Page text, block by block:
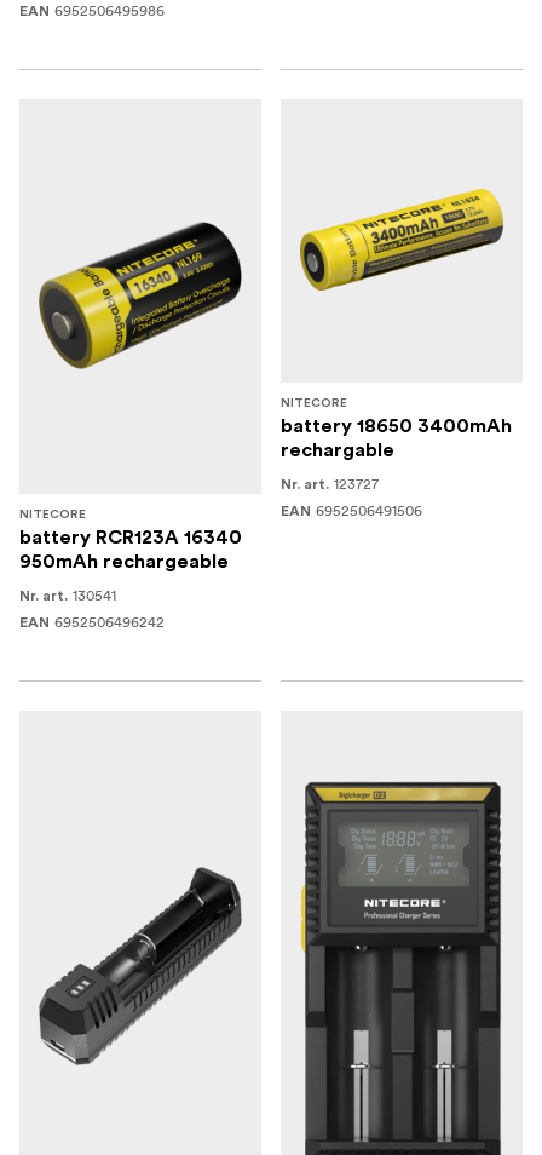
EAN 6952506495986
NITECORE
battery RCR123A 16340
950mAh rechargeable
Nr. art. 130541
EAN 6952506496242
NITECORE
battery 18650 3400mAh
rechargable
Nr. art. 123727
EAN 6952506491506